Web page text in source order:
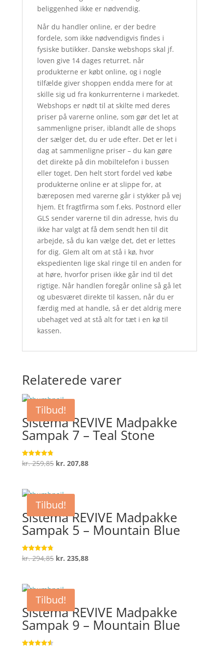
beliggenhed ikke er nødvendig.
Når du handler online, er der bedre
fordele, som ikke nødvendigvis findes i
fysiske butikker. Danske webshops skal jf.
loven give 14 dages returret. når
produkterne er købt online, og i nogle
tilfælde giver shoppen endda mere for at
skille sig ud fra konkurrenterne i markedet.
Webshops er nødt til at skilte med deres
priser på varerne online, som gør det let at
sammenligne priser, iblandt alle de shops
der sælger det, du er ude efter. Det er let i
dag at sammenligne priser – du kan gøre
det direkte på din mobiltelefon i bussen
eller toget. Den helt stort fordel ved købe
produkterne online er at slippe for, at
bæreposen med varerne går i stykker på vej
hjem. Et fragtfirma som f.eks. Postnord eller
GLS sender varerne til din adresse, hvis du
ikke har valgt at få dem sendt hen til dit
arbejde, så du kan vælge det, det er lettes
for dig. Glem alt om at stå i kø, hvor
ekspedienten lige skal ringe til en anden for
at høre, hvorfor prisen ikke går ind til det
rigtige. Når handlen foregår online så gå let
og ubesværet direkte til kassen, når du er
færdig med at handle, så er det aldrig mere
ubehaget ved at stå alt for tæt i en kø til
kassen.
Relaterede varer
Tilbud!
Sistema REVIVE Madpakke
Sampak 7 – Teal Stone
Vurderet
4.8
kr.259,85 Den
var:
kr. 259,85.
kr. 207,88Den
Tilbud!
Sistema REVIVE Madpakke
Sampak 5 – Mountain Blue
Vurderet
4.8
kr.294,85 Den
var:
kr. 294,85.
kr. 235,88Den
Tilbud!
Sistema REVIVE Madpakke
Sampak 9 – Mountain Blue